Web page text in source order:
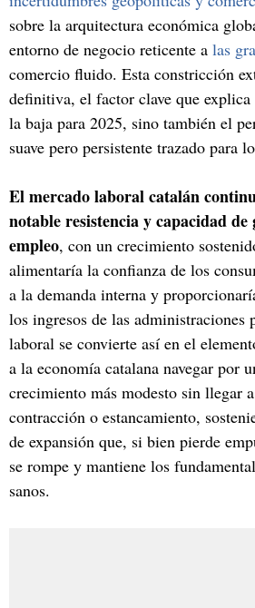
sobre la arquitectura económica
entorno de negocio reticente a las
comercio fluido. Esta constricción
definitiva, el factor clave que
la baja para 2025, sino también el
suave pero persistente trazado para
El mercado laboral catalán
notable resistencia y capacidad de
empleo, con un crecimiento
alimentaría la confianza de los
a la demanda interna y
los ingresos de las administraciones
laboral se convierte así en el
a la economía catalana navegar por
crecimiento más modesto sin llegar
contracción o estancamiento,
de expansión que, si bien pierde
se rompe y mantiene los
sanos.